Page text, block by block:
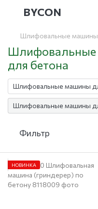
BYCON
Шлифовальные машины
Шлифовальные
для бетона
Шлифовальные машины
Шлифовальные машины
Фильтр
НОВИНКА